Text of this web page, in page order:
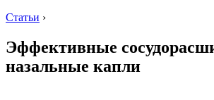
Статьи ›
Эффективные
назальные капли